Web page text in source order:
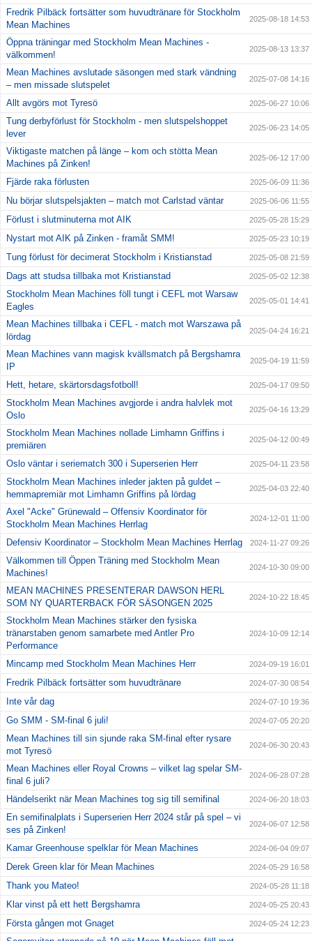
Fredrik Pilbäck fortsätter som huvudtränare för Stockholm
Mean Machines
2025-08-18 14:53
Öppna träningar med Stockholm Mean Machines -
välkommen!
2025-08-13 13:37
Mean Machines avslutade säsongen med stark vändning
– men missade slutspelet
2025-07-08 14:16
Allt avgörs mot Tyresö 2025-06-27 10:06
Tung derbyförlust för Stockholm - men slutspelshoppet
lever
2025-06-23 14:05
Viktigaste matchen på länge – kom och stötta Mean
Machines på Zinken!
2025-06-12 17:00
Fjärde raka förlusten 2025-06-09 11:36
Nu börjar slutspelsjakten – match mot Carlstad väntar 2025-06-06 11:55
Förlust i slutminuterna mot AIK 2025-05-28 15:29
Nystart mot AIK på Zinken - framåt SMM! 2025-05-23 10:19
Tung förlust för decimerat Stockholm i Kristianstad 2025-05-08 21:59
Dags att studsa tillbaka mot Kristianstad 2025-05-02 12:38
Stockholm Mean Machines föll tungt i CEFL mot Warsaw
Eagles
2025-05-01 14:41
Mean Machines tillbaka i CEFL - match mot Warszawa på
lördag
2025-04-24 16:21
Mean Machines vann magisk kvällsmatch på Bergshamra
IP
2025-04-19 11:59
Hett, hetare, skärtorsdagsfotboll! 2025-04-17 09:50
Stockholm Mean Machines avgjorde i andra halvlek mot
Oslo
2025-04-16 13:29
Stockholm Mean Machines nollade Limhamn Griffins i
premiären
2025-04-12 00:49
Oslo väntar i seriematch 300 i Superserien Herr 2025-04-11 23:58
Stockholm Mean Machines inleder jakten på guldet –
hemmapremiär mot Limhamn Griffins på lördag
2025-04-03 22:40
Axel "Acke" Grünewald – Offensiv Koordinator för
Stockholm Mean Machines Herrlag
2024-12-01 11:00
Defensiv Koordinator – Stockholm Mean Machines Herrlag 2024-11-27 09:26
Välkommen till Öppen Träning med Stockholm Mean
Machines!
2024-10-30 09:00
MEAN MACHINES PRESENTERAR DAWSON HERL
SOM NY QUARTERBACK FÖR SÄSONGEN 2025
2024-10-22 18:45
Stockholm Mean Machines stärker den fysiska
tränarstaben genom samarbete med Antler Pro
Performance
2024-10-09 12:14
Mincamp med Stockholm Mean Machines Herr 2024-09-19 16:01
Fredrik Pilbäck fortsätter som huvudtränare 2024-07-30 08:54
Inte vår dag 2024-07-10 19:36
Go SMM - SM-final 6 juli! 2024-07-05 20:20
Mean Machines till sin sjunde raka SM-final efter rysare
mot Tyresö
2024-06-30 20:43
Mean Machines eller Royal Crowns – vilket lag spelar SM-
final 6 juli?
2024-06-28 07:28
Händelserikt när Mean Machines tog sig till semifinal 2024-06-20 18:03
En semifinalplats i Superserien Herr 2024 står på spel – vi
ses på Zinken!
2024-06-07 12:58
Kamar Greenhouse spelklar för Mean Machines 2024-06-04 09:07
Derek Green klar för Mean Machines 2024-05-29 16:58
Thank you Mateo! 2024-05-28 11:18
Klar vinst på ett hett Bergshamra 2024-05-25 20:43
Första gången mot Gnaget 2024-05-24 12:23